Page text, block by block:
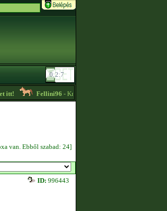
Fellini96- Kreditet vennék + lassú körös edzést
van. Ebből szabad: 24]
ID: 996443